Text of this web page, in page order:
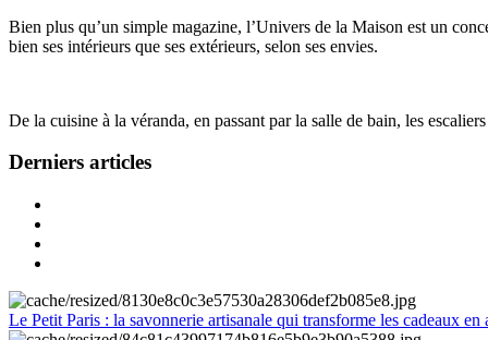
Bien plus qu’un simple magazine, l’Univers de la Maison est un
bien ses intérieurs que ses extérieurs, selon ses envies.
De la cuisine à la véranda, en passant par la salle de bain, les
Derniers articles
Le Petit Paris : la savonnerie artisanale qui transforme les cadeaux en